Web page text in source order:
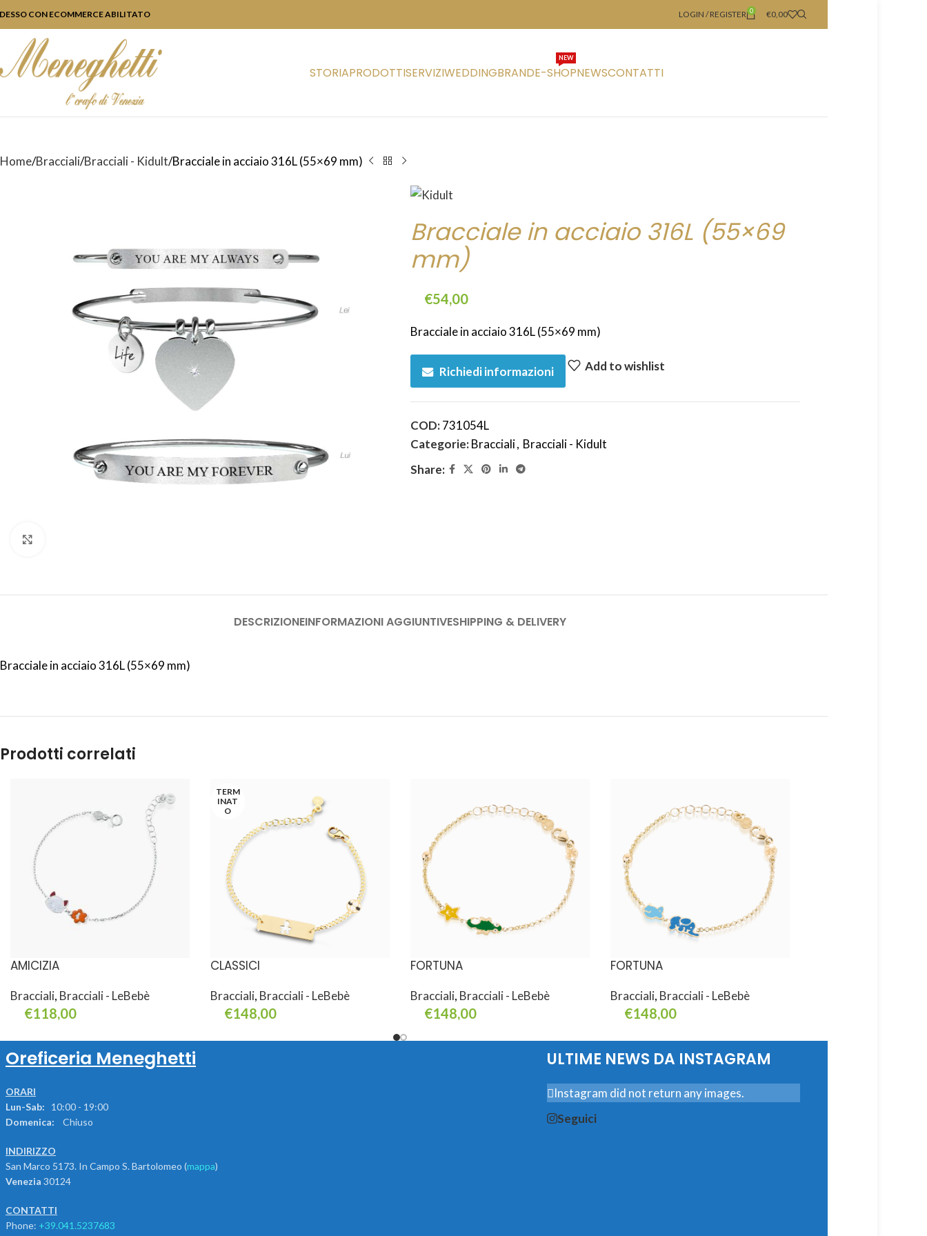
CON ECOMMERCE ABILITATO LOGIN / REGISTER 0 €0,00
STORIAPRODOTTISERVIZIWEDDINGBRANDE-SHOP
NEW
NEWSCONTATTI
Home Bracciali Bracciali - Kidult Bracciale in acciaio 316L (55×69 mm)
Bracciale in acciaio 316L (55×69
mm)
€54,00
Bracciale in acciaio 316L (55×69 mm)
Richiedi informazioni Add to wishlist
COD:731054L
Categorie:Bracciali, Bracciali - Kidult
Share:
DESCRIZIONEINFORMAZIONI AGGIUNTIVESHIPPING & DELIVERY
Bracciale in acciaio 316L (55×69 mm)
Prodotti correlati
AMICIZIA
Bracciali, Bracciali - LeBebè
€118,00
TERM
INAT
O
CLASSICI
Bracciali, Bracciali - LeBebè
€148,00
FORTUNA
Bracciali, Bracciali - LeBebè
€148,00
FORTUNA
Bracciali, Bracciali - LeBebè
€148,00
Oreficeria Meneghetti
ORARI
Lun-Sab: 10:00 - 19:00
Domenica:
Chiuso
INDIRIZZO
San Marco 5173. In Campo S. Bartolomeo (mappa)
Venezia 30124
CONTATTI
Phone: +39.041.5237683
ULTIME NEWS DA INSTAGRAM
Instagram did not return any images.
Seguici